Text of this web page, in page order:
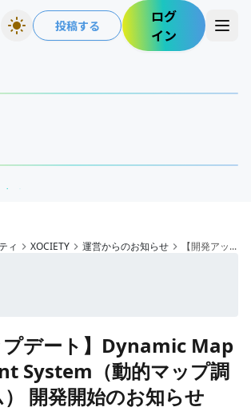
投稿する
ログ
イン
らせ
示板
示板
間募集
ィ XOCIETY 運営からのお知らせ 【開発アッ...
プデート】Dynamic Map
System（動的マップ調
開発開始のお知らせ